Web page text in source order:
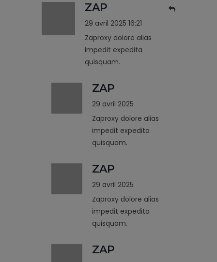
ZAP
29 avril 2025 16:21
Zaproxy dolore alias
impedit expedita
quisquam.
ZAP
29 avril 2025
Zaproxy dolore alias
impedit expedita
quisquam.
ZAP
29 avril 2025
Zaproxy dolore alias
impedit expedita
quisquam.
ZAP